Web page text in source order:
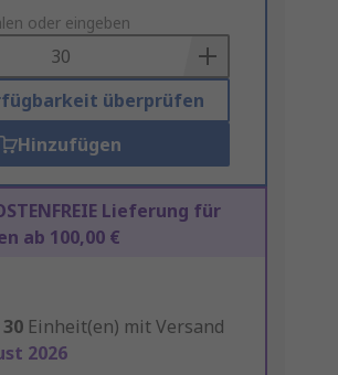
oder eingeben
überprüfen
Hinzufügen
Lieferung für
ab 100,00 €
30 Einheit(en) mit Versand
2026